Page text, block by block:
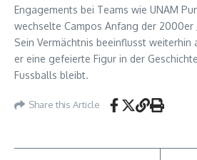
Engagements bei Teams wie UNAM
wechselte Campos Anfang der 2000er
Sein Vermächtnis beeinflusst weiterhin
er eine gefeierte Figur in der
Fussballs bleibt.
Share this Article